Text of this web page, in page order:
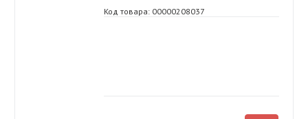
Код товара: 00000208037